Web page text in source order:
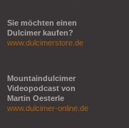
Sie möchten einen
Dulcimer kaufen?
www.dulcimerstore.de
Mountaindulcimer
Videopodcast von
Martin Oesterle
www.dulcimer-online.de